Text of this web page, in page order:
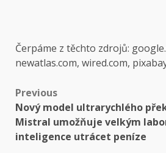
Čerpáme z těchto zdrojů:
newatlas.com, wired.com,
Post
navigation
Previous
Nový model ultrarychlého
Mistral umožňuje velkým
inteligence utrácet peníze